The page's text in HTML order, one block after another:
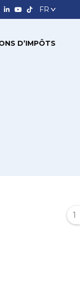
D’IMPÔTS
1